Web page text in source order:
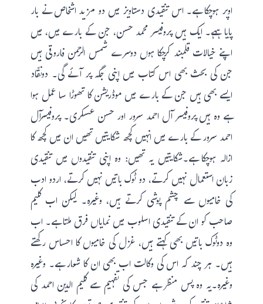
اوپر ہوچکا ہے۔ اس تنقیدی دستاویز میں دو مزید اشخاص نے بار
پایا ہہے۔ ایک ہیں پروفیسر محمد حسن، جن کے بارے میں، میں
اپنے خیالات قلمبند کرچکا ہوں دوسرے شمس الرحمن فاروقی ہیں
جن کی بحث بھی اس کتاب میں اپنی جگہ پر آئے گی۔ دونقّاد
ایسے بھی ہیں جن کے بارے میں موڈریشن کا تھوڑا سا عمل ہوا
ہے وہ ہیں پروفیسر آل احمد سرور اور حسن عسکری۔ پروفیسرآل
احمد سرور کے بارے میں انہیں کچھ شکایتیں تھیں ان میں کچھ کا
ازالہ ہوچکا ہے۔شکایتیں یہ تھیں: وہ اپنی تنقیدوں میں تنقیدی
زبان استعمال نہیں کرتے، دو ٹوک باتیں نہیں کرتے، اردو ادب
کی خامیوں سے چشم پوشی کرتے ہیں، وغیرہ۔ لیکن اب کلیم
صاحب کو ان کے تنقیدی اسلوب میں نمایاں فرق ملتا ہے۔ اب
وہ دوٹوک باتیں بھی کہتے ہیں، غزل کی خامیوں کا احساس رکھتے
ہیں۔ ہر چند کہ اس کی وکالت اب بھی ان کا شعار ہے۔ وغیرہ
وغیرہ۔یہ وہ پس منظر ہے جس کی تفہیم سے کلیم الدین احمد کی